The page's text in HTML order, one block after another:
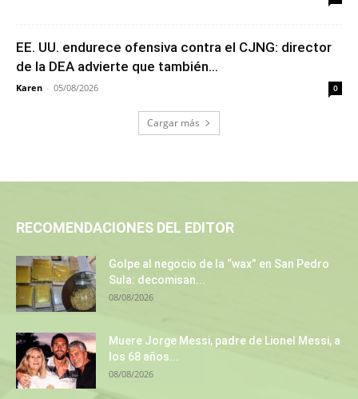
EE. UU. endurece ofensiva contra el CJNG: director
de la DEA advierte que también...
Karen - 05/08/2026 0
Cargar más
RECOMENDACIONES DEL EDITOR
Golpe al negocio de la “wax” en San Pedro
Sula: decomisan...
08/08/2026
Muere Jorge Messi, padre de Lionel Messi, a
los 68 años...
08/08/2026